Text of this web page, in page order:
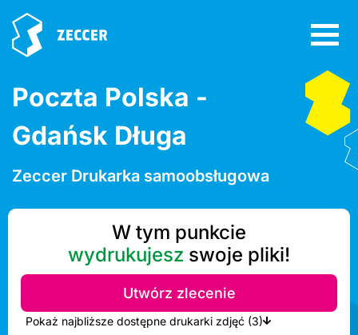
Poczta Polska -
Gdańsk Długa
Zeccer Drukarka samoobsługowa
W tym punkcie
wydrukujesz swoje pliki!
Utwórz zlecenie
Pokaż najbliższe dostępne drukarki zdjęć (3)